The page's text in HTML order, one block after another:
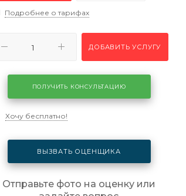
Подробнее о тарифах
ДОБАВИТЬ УСЛУГУ
ПОЛУЧИТЬ КОНСУЛЬТАЦИЮ
Хочу бесплатно!
ВЫЗВАТЬ ОЦЕНЩИКА
Отправьте фото на оценку или